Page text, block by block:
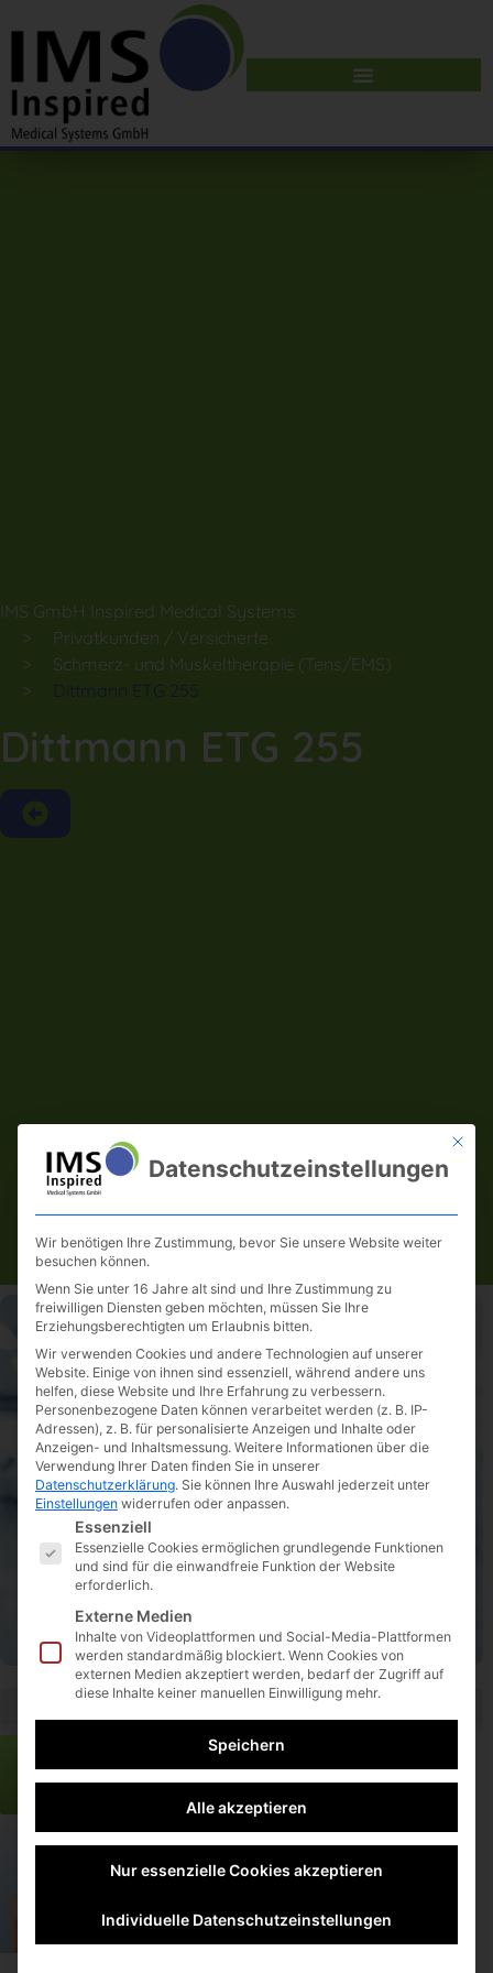
IMS GmbH Inspired Medical Systems
Privatkunden / Versicherte
Schmerz- und Muskeltherapie (Tens/EMS)
Dittmann ETG 255
Kontakt
Mo. bis Do. von 09:00 Uhr bis 17:00 Uhr
von 09:00 Uhr bis 15:00 Uhr
0231 9453 8940
info@insmedsys.de
unserem
Zu den Herstellerinfos
Mit
Datenschutzeinstellungen
Wir benötigen Ihre Zustimmung, bevor Sie unsere Website weiter
besuchen können.
Wenn Sie unter 16 Jahre alt sind und Ihre Zustimmung zu
freiwilligen Diensten geben möchten, müssen Sie Ihre
Erziehungsberechtigten um Erlaubnis bitten.
Wir verwenden Cookies und andere Technologien auf unserer
Website. Einige von ihnen sind essenziell, während andere uns
helfen, diese Website und Ihre Erfahrung zu verbessern.
Personenbezogene Daten können verarbeitet werden (z. B. IP-
Adressen), z. B. für personalisierte Anzeigen und Inhalte oder
Anzeigen- und Inhaltsmessung. Weitere Informationen über die
Verwendung Ihrer Daten finden Sie in unserer
Datenschutzerklärung. Sie können Ihre Auswahl jederzeit unter
Einstellungen widerrufen oder anpassen.
Es folgt eine Liste der Service-Gruppen, für die eine
Essenziell
Essenzielle Cookies ermöglichen grundlegende Funktionen
und sind für die einwandfreie Funktion der Website
erforderlich.
Externe Medien
Inhalte von Videoplattformen und Social-Media-Plattformen
werden standardmäßig blockiert. Wenn Cookies von
externen Medien akzeptiert werden, bedarf der Zugriff auf
diese Inhalte keiner manuellen Einwilligung mehr.
Speichern
Alle akzeptieren
Nur essenzielle Cookies akzeptieren
Individuelle Datenschutzeinstellungen